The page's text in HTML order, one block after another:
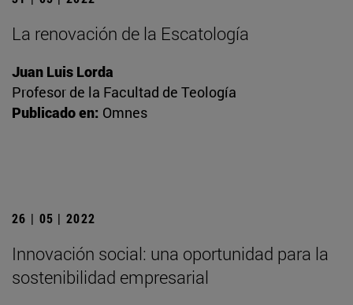
La renovación de la Escatología
Juan Luis Lorda
Profesor de la Facultad de Teología
Publicado en: Omnes
26 | 05 | 2022
Innovación social: una oportunidad para la
sostenibilidad empresarial